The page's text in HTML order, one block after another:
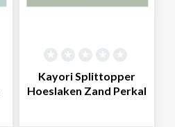
Kayori Splittopper
Hoeslaken Zand Perkal